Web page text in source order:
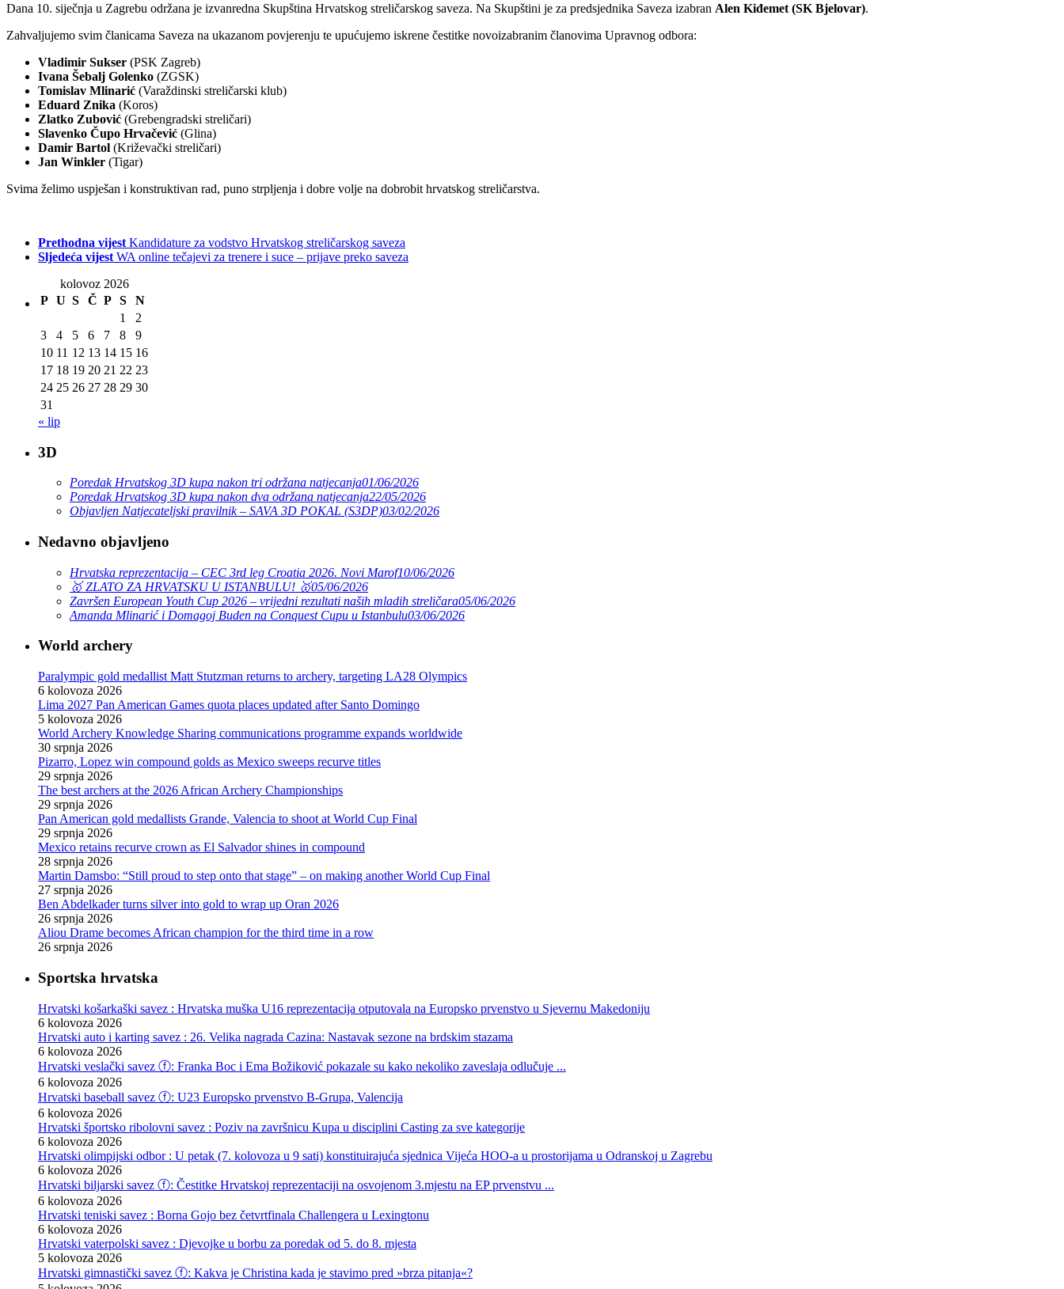
Dana 10. siječnja u Zagrebu održana je izvanredna Skupština Hrvatskog streličarskog saveza. Na Skupštini je za predsjednika Saveza izabran Alen Kiđemet (SK Bjelovar).
Zahvaljujemo svim članicama Saveza na ukazanom povjerenju te upućujemo iskrene čestitke novoizabranim članovima Upravnog odbora:
Vladimir Sukser (PSK Zagreb)
Ivana Šebalj Golenko (ZGSK)
Tomislav Mlinarić (Varaždinski streličarski klub)
Eduard Znika (Koros)
Zlatko Zubović (Grebengradski streličari)
Slavenko Čupo Hrvačević (Glina)
Damir Bartol (Križevački streličari)
Jan Winkler (Tigar)
Svima želimo uspješan i konstruktivan rad, puno strpljenja i dobre volje na dobrobit hrvatskog streličarstva.
Prethodna vijest Kandidature za vodstvo Hrvatskog streličarskog saveza
Sljedeća vijest WA online tečajevi za trenere i suce – prijave preko saveza
kolovoz 2026
P U S Č P S
N
1
2
3
4 5 6 7 8
9
10 11 12 13 14 15 16
17 18 19 20 21 22 23
24 25 26 27 28 29 30
31
« lip
3D
Poredak Hrvatskog 3D kupa nakon tri održana natjecanja01/06/2026
Poredak Hrvatskog 3D kupa nakon dva održana natjecanja22/05/2026
Objavljen Natjecateljski pravilnik – SAVA 3D POKAL (S3DP)03/02/2026
Nedavno objavljeno
Hrvatska reprezentacija – CEC 3rd leg Croatia 2026. Novi Marof10/06/2026
🥇 ZLATO ZA HRVATSKU U ISTANBULU! 🥇05/06/2026
Završen European Youth Cup 2026 – vrijedni rezultati naših mladih streličara05/06/2026
Amanda Mlinarić i Domagoj Buden na Conquest Cupu u Istanbulu03/06/2026
World archery
Paralympic gold medallist Matt Stutzman returns to archery, targeting LA28 Olympics
6 kolovoza 2026
Lima 2027 Pan American Games quota places updated after Santo Domingo
5 kolovoza 2026
World Archery Knowledge Sharing communications programme expands worldwide
30 srpnja 2026
Pizarro, Lopez win compound golds as Mexico sweeps recurve titles
29 srpnja 2026
The best archers at the 2026 African Archery Championships
29 srpnja 2026
Pan American gold medallists Grande, Valencia to shoot at World Cup Final
29 srpnja 2026
Mexico retains recurve crown as El Salvador shines in compound
28 srpnja 2026
Martin Damsbo: “Still proud to step onto that stage” – on making another World Cup Final
27 srpnja 2026
Ben Abdelkader turns silver into gold to wrap up Oran 2026
26 srpnja 2026
Aliou Drame becomes African champion for the third time in a row
26 srpnja 2026
Sportska hrvatska
Hrvatski košarkaški savez : Hrvatska muška U16 reprezentacija otputovala na Europsko prvenstvo u Sjevernu Makedoniju
6 kolovoza 2026
Hrvatski auto i karting savez : 26. Velika nagrada Cazina: Nastavak sezone na brdskim stazama
6 kolovoza 2026
Hrvatski veslački savez ⓕ: Franka Boc i Ema Božiković pokazale su kako nekoliko zaveslaja odlučuje ...
6 kolovoza 2026
Hrvatski baseball savez ⓕ: U23 Europsko prvenstvo B-Grupa, Valencija
6 kolovoza 2026
Hrvatski športsko ribolovni savez : Poziv na završnicu Kupa u disciplini Casting za sve kategorije
6 kolovoza 2026
Hrvatski olimpijski odbor : U petak (7. kolovoza u 9 sati) konstituirajuća sjednica Vijeća HOO-a u prostorijama u Odranskoj u Zagrebu
6 kolovoza 2026
Hrvatski biljarski savez ⓕ: Čestitke Hrvatskoj reprezentaciji na osvojenom 3.mjestu na EP prvenstvu ...
6 kolovoza 2026
Hrvatski teniski savez : Borna Gojo bez četvrtfinala Challengera u Lexingtonu
6 kolovoza 2026
Hrvatski vaterpolski savez : Djevojke u borbu za poredak od 5. do 8. mjesta
5 kolovoza 2026
Hrvatski gimnastički savez ⓕ: Kakva je Christina kada je stavimo pred »brza pitanja«?